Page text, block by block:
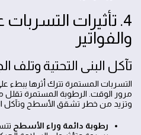
4. تأثيرات
والفواتير
تآكل البنى التحتية وتلف
التسربات المستمرة تترك أثرها ببطء
مرور الوقت. الرطوبة المستمرة
وتزيد من خطر تشقق الأسطح وتآكل
رطوبة دائمة وراء الأسطح